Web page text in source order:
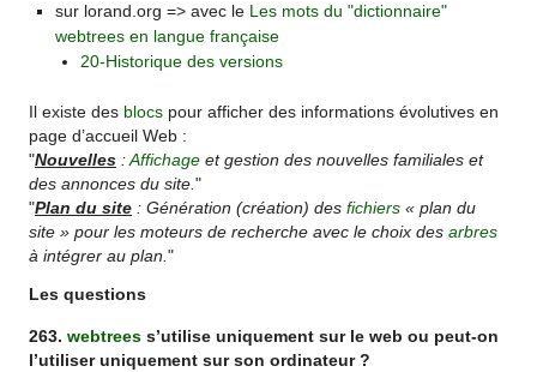
sur lorand.org => avec le Les mots du "dictionnaire"
webtrees en langue française
20-Historique des versions
Il existe des blocs pour afficher des informations évolutives en
page d’accueil Web :
"Nouvelles :Affichage et gestion des nouvelles familiales et
des annonces du site."
"Plan du site : Génération (création) desfichiers « plan du
site » pour les moteurs de recherche avec le choix desarbres
à intégrer au plan."
Les questions
263.webtrees s’utilise uniquement sur le web ou peut-on
l’utiliser uniquement sur son ordinateur ?